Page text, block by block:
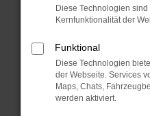
verhindern.
anderen Browser
Starte dein Gerät
Das kann manchmal
Probleme zu
Diese Technologien
Kernfunktionalität der
Funktional
Diese Technologien
der Webseite. Services
Maps, Chats,
werden aktiviert.